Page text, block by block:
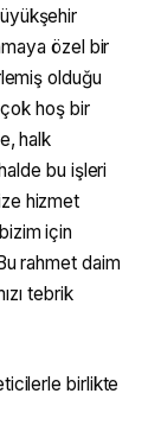
özel bir
olduğu
hoş bir
halk
bu işleri
hizmet
için
rahmet daim
tebrik
birlikte